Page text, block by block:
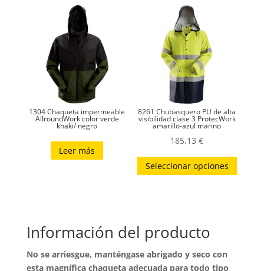
1304 Chaqueta impermeable
AllroundWork color verde
khaki/ negro
Leer más
8261 Chubasquero PU de alta
visibilidad clase 3 ProtecWork
amarillo-azul marino
185,13€
Seleccionar opciones
Este
Información del producto
No se arriesgue, manténgase abrigado y seco con
esta magnífica chaqueta adecuada para todo tipo